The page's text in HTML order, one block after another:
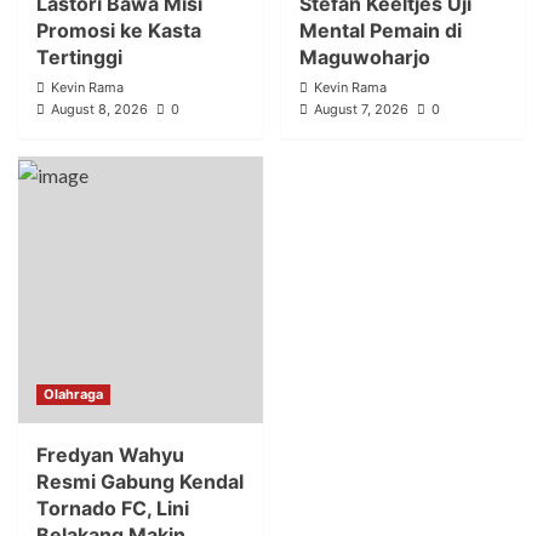
Promosi ke Kasta
Tertinggi
Kevin Rama
August 8, 2026
0
Mental Pemain di
Maguwoharjo
Kevin Rama
August 7, 2026
0
Olahraga
Fredyan Wahyu
Resmi Gabung Kendal
Tornado FC, Lini